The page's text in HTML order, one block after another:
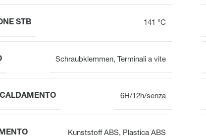
STB 141 °C
Schraubklemmen, Terminali a vite
6H/12h/senza
Kunststoff ABS, Plastica ABS